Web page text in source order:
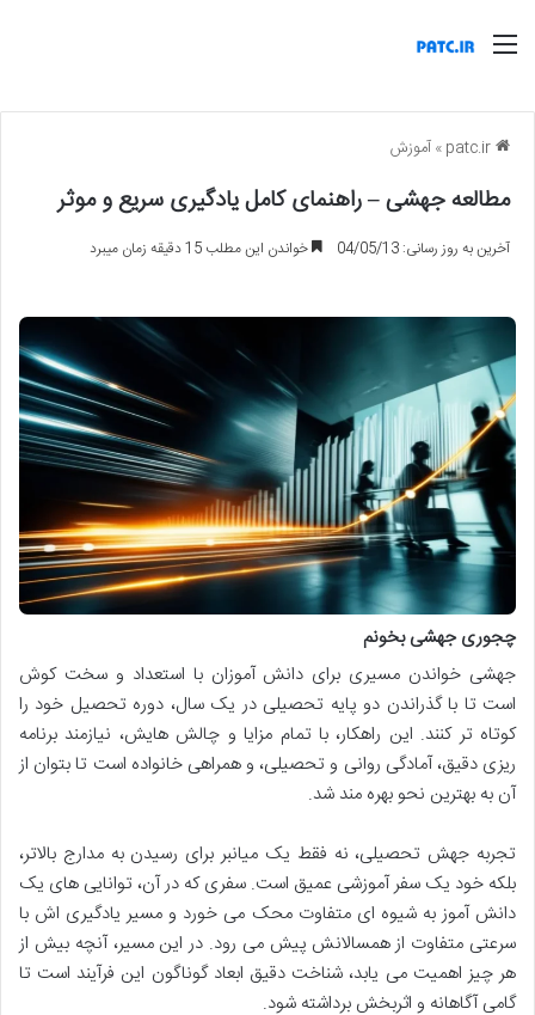
منو
»آموزش
مطالعه جهشی – راهنمای کامل یادگیری سریع و موثر
آخرین به روز رسانی: 04/05/13 خواندن این مطلب 15 دقیقه زمان میبرد
چجوری جهشی بخونم
جهشی خواندن مسیری برای دانش آموزان با استعداد و سخت کوش
است تا با گذراندن دو پایه تحصیلی در یک سال، دوره تحصیل خود را
کوتاه تر کنند. این راهکار، با تمام مزایا و چالش هایش، نیازمند برنامه
ریزی دقیق، آمادگی روانی و تحصیلی، و همراهی خانواده است تا بتوان از
آن به بهترین نحو بهره مند شد.
تجربه جهش تحصیلی، نه فقط یک میانبر برای رسیدن به مدارج بالاتر،
بلکه خود یک سفر آموزشی عمیق است. سفری که در آن، توانایی های یک
دانش آموز به شیوه ای متفاوت محک می خورد و مسیر یادگیری اش با
سرعتی متفاوت از همسالانش پیش می رود. در این مسیر، آنچه بیش از
هر چیز اهمیت می یابد، شناخت دقیق ابعاد گوناگون این فرآیند است تا
گامی آگاهانه و اثربخش برداشته شود.